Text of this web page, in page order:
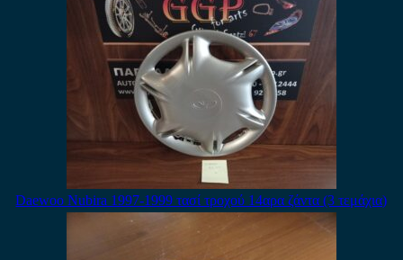
Daewoo Nubira 1997-1999 τασί τροχού 14αρα ζάντα (3 τεμάχια)